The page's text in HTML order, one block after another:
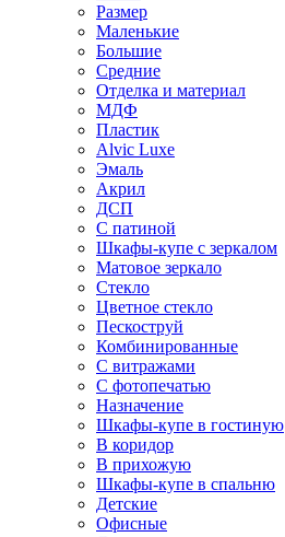
Размер
Маленькие
Большие
Средние
Отделка и материал
МДФ
Пластик
Alvic Luxe
Эмаль
Акрил
ДСП
С патиной
Шкафы-купе с зеркалом
Матовое зеркало
Стекло
Цветное стекло
Пескоструй
Комбинированные
С витражами
С фотопечатью
Назначение
Шкафы-купе в гостиную
В коридор
В прихожую
Шкафы-купе в спальню
Детские
Офисные